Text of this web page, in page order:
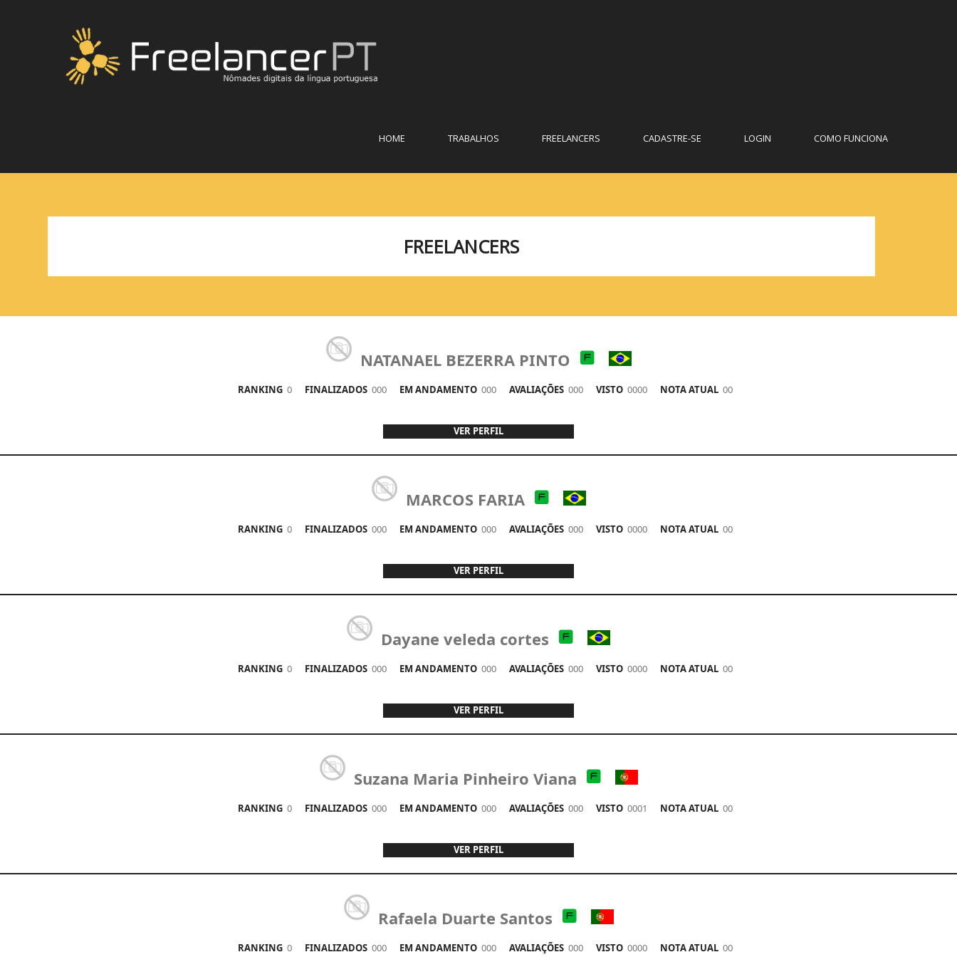
HOME TRABALHOS FREELANCERS CADASTRE-SE LOGIN COMO FUNCIONA
FREELANCERS
NATANAEL BEZERRA PINTO
RANKING 0FINALIZADOS 000EM ANDAMENTO 000AVALIAÇÕES 000VISTO 0000NOTA ATUAL 00
VER PERFIL
MARCOS FARIA
RANKING 0FINALIZADOS 000EM ANDAMENTO 000AVALIAÇÕES 000VISTO 0000NOTA ATUAL 00
VER PERFIL
Dayane veleda cortes
RANKING 0FINALIZADOS 000EM ANDAMENTO 000AVALIAÇÕES 000VISTO 0000NOTA ATUAL 00
VER PERFIL
Suzana Maria Pinheiro Viana
RANKING 0FINALIZADOS 000EM ANDAMENTO 000AVALIAÇÕES 000VISTO 0001 NOTA ATUAL 00
VER PERFIL
Rafaela Duarte Santos
RANKING 0FINALIZADOS 000EM ANDAMENTO 000AVALIAÇÕES 000VISTO 0000NOTA ATUAL 00